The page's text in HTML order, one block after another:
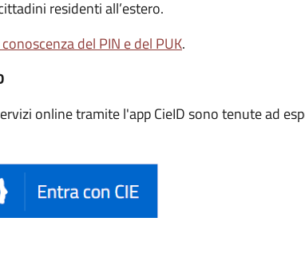
residenti all’estero.
del PIN e del PUK.
online tramite l'app CieID sono tenute ad